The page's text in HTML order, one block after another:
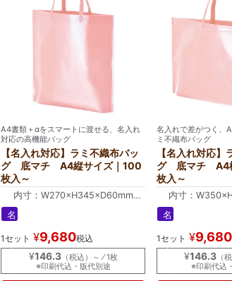
A4書類＋αをスマートに渡せる、名入れ
対応の高機能バッグ
【名入れ対応】ラミ不織布バッ
グ 底マチ A4縦サイズ｜100
枚入～
内寸：W270×H345×D60mm
外寸：W330×H345×D60mm
名
れ
｜
ミ
1セット ¥9,680税込
¥146.3（税込）～ ⁄ 1枚
※印刷代込・版代別途
名入れで差がつく、
ミ不織布バッグ
【名入れ対応】
グ 底マチ A4
枚入～
内寸：
外寸：
名
れ
｜
ミ
1セット ¥9,680
¥146.3 （
※印刷代込